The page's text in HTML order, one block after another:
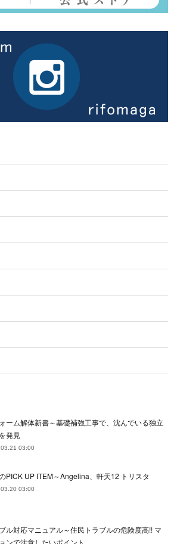
ーム解体新書～基礎補強工事で、沈んでいる独立
発見
03:00
PICK UP ITEM～Angelina、軒天12 トリスタ
03:00
ル対応マニュアル～住民トラブルの危険度高!! マ